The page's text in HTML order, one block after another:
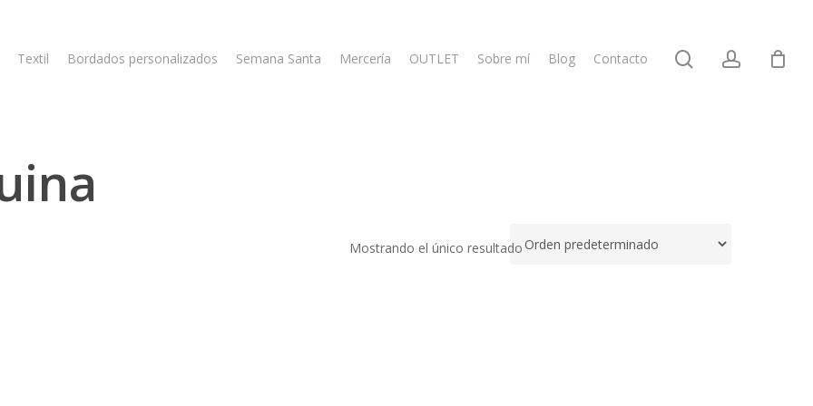
Textil Bordados personalizados Semana Santa Mercería OUTLET Sobre mí Blog Contacto searchaccount
Mostrando el único resultado